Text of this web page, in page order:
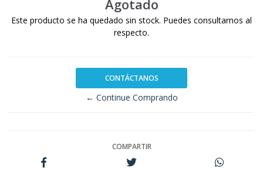
Agotado
Este producto se ha quedado sin stock. Puedes consultarnos al
respecto.
CONTÁCTANOS
← Continue Comprando
COMPARTIR